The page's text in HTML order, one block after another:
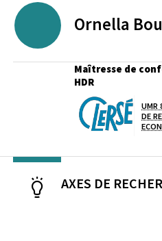
Ornella
Maîtresse de
HDR
Laboratoire / équipe
UMR
DE
AXES DE